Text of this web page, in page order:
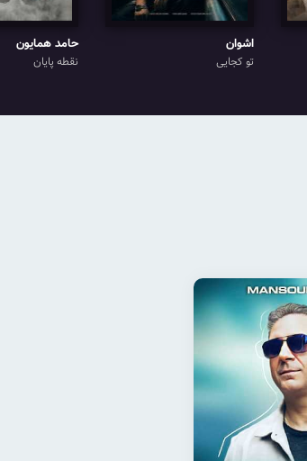
اشوان
تو کجایی
حامد همایون
نقطه پایان